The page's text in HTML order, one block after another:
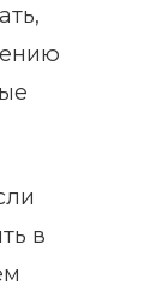
в